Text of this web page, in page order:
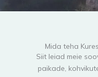
Mida teha
Siit leiad meie
paikade,